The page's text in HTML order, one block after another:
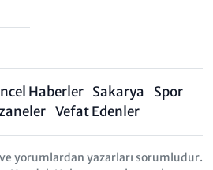
Haberler Sakarya
Spor
Vefat Edenler
yorumlardan yazarları sorumludur.